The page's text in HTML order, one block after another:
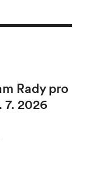
Rady pro
2026